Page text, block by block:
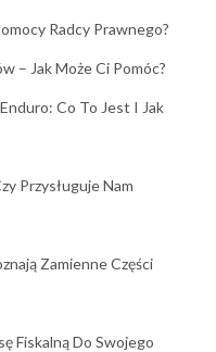
Radcy Prawnego?
– Jak Może Ci Pomóc?
Co To Jest I Jak
Przysługuje Nam
Zamienne Części
Fiskalną Do Swojego